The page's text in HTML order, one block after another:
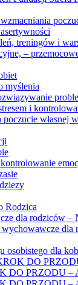
treningów i
–
myślenia
i
własnej
Rodzica
dla rodziców –
dla
osobistego dla
DO
DO PRZODU –